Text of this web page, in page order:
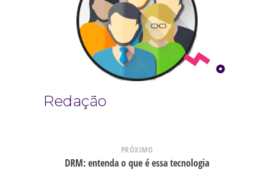
Redação
PRÓXIMO
DRM: entenda o que é essa tecnologia